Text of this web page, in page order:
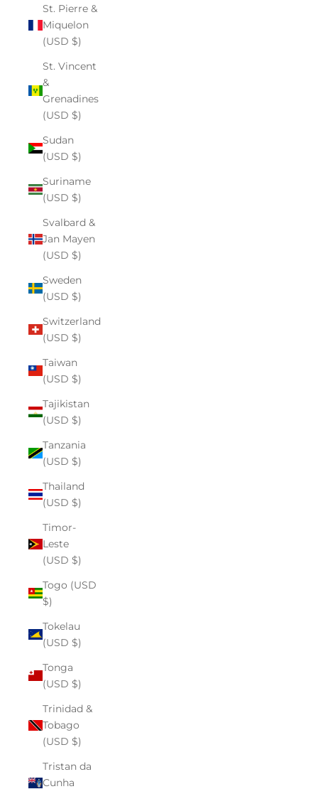
St. Pierre &
Miquelon
(USD $)
St. Vincent
&
Grenadines
(USD $)
Sudan
(USD $)
Suriname
(USD $)
Svalbard &
Jan Mayen
(USD $)
Sweden
(USD $)
Switzerland
(USD $)
Taiwan
(USD $)
Tajikistan
(USD $)
Tanzania
(USD $)
Thailand
(USD $)
Timor-
Leste
(USD $)
Togo (USD
$)
Tokelau
(USD $)
Tonga
(USD $)
Trinidad &
Tobago
(USD $)
Tristan da
Cunha